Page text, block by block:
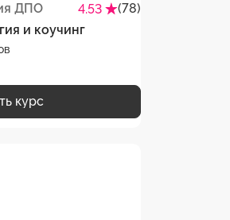
ДПО 4.53
(78)
и коучинг
курс